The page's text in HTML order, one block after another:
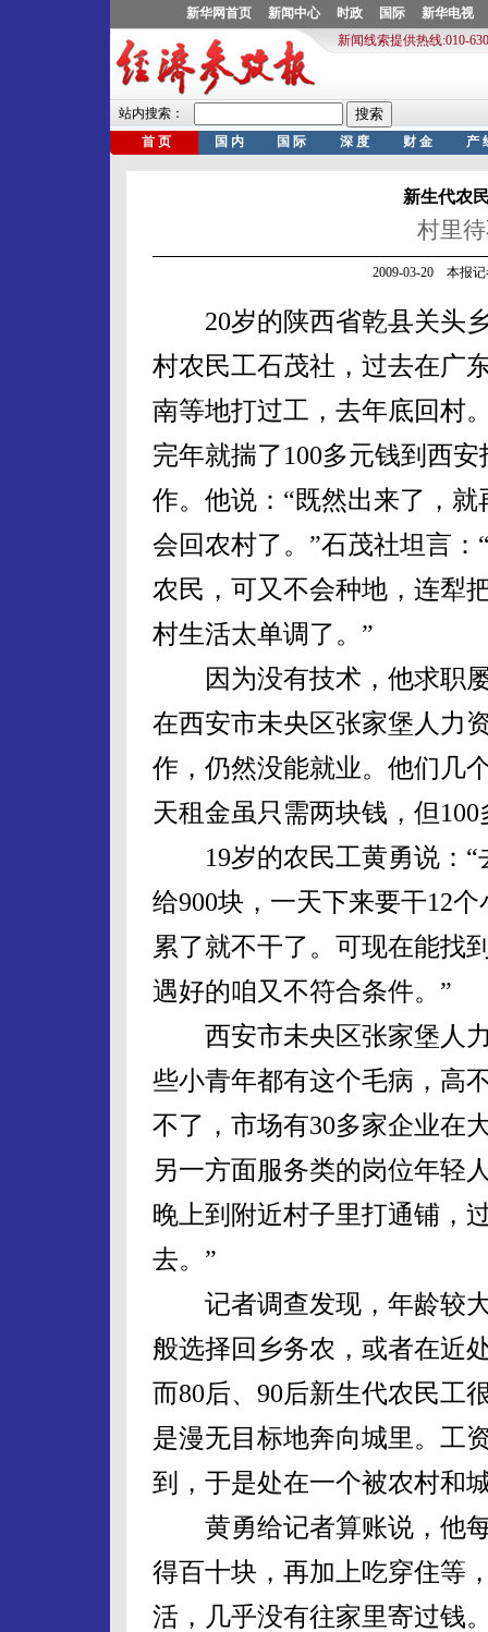
新生代农
村里
2009-03-20 本报记
20岁的陕西省乾县关头
村农民工石茂社，过去在广
南等地打过工，去年底回村
完年就揣了100多元钱到西安
作。他说：“既然出来了，就
会回农村了。”石茂社坦言：
农民，可又不会种地，连犁
村生活太单调了。”
因为没有技术，他求职屡
在西安市未央区张家堡人力
作，仍然没能就业。他们几
天租金虽只需两块钱，但
19岁的农民工黄勇说：“
给900块，一天下来要干12
累了就不干了。可现在能找
遇好的咱又不符合条件。”
西安市未央区张家堡人力
些小青年都有这个毛病，高
不了，市场有30多家企业在
另一方面服务类的岗位年轻
晚上到附近村子里打通铺，
去。”
记者调查发现，年龄较大
般选择回乡务农，或者在近
而80后、90后新生代农民工
是漫无目标地奔向城里。工
到，于是处在一个被农村和
黄勇给记者算账说，他每
得百十块，再加上吃穿住等
活，几乎没有往家里寄过钱